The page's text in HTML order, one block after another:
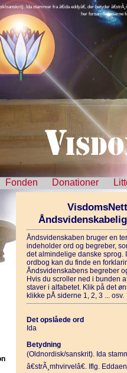
sanskrit). Ida stammer fra â€ida eddyâ€, der betyder
her forsamles aserne
Fonden Donationer
Åndsvidenskaben bruger en
indeholder ord og begreber,
det almindelige danske sprog.
ordbog kan du finde en
Åndsvidenskabens begreber
Hvis du scroller ned i bunden
staver i alfabetet. Klik på det
klikke pÅ siderne 1, 2, 3 ... osv.
Det opslåede ord
Ida
Betydning
(Oldnordisk/sanskrit). Ida
â€strÃ¸mhvirvelâ€. Iflg.